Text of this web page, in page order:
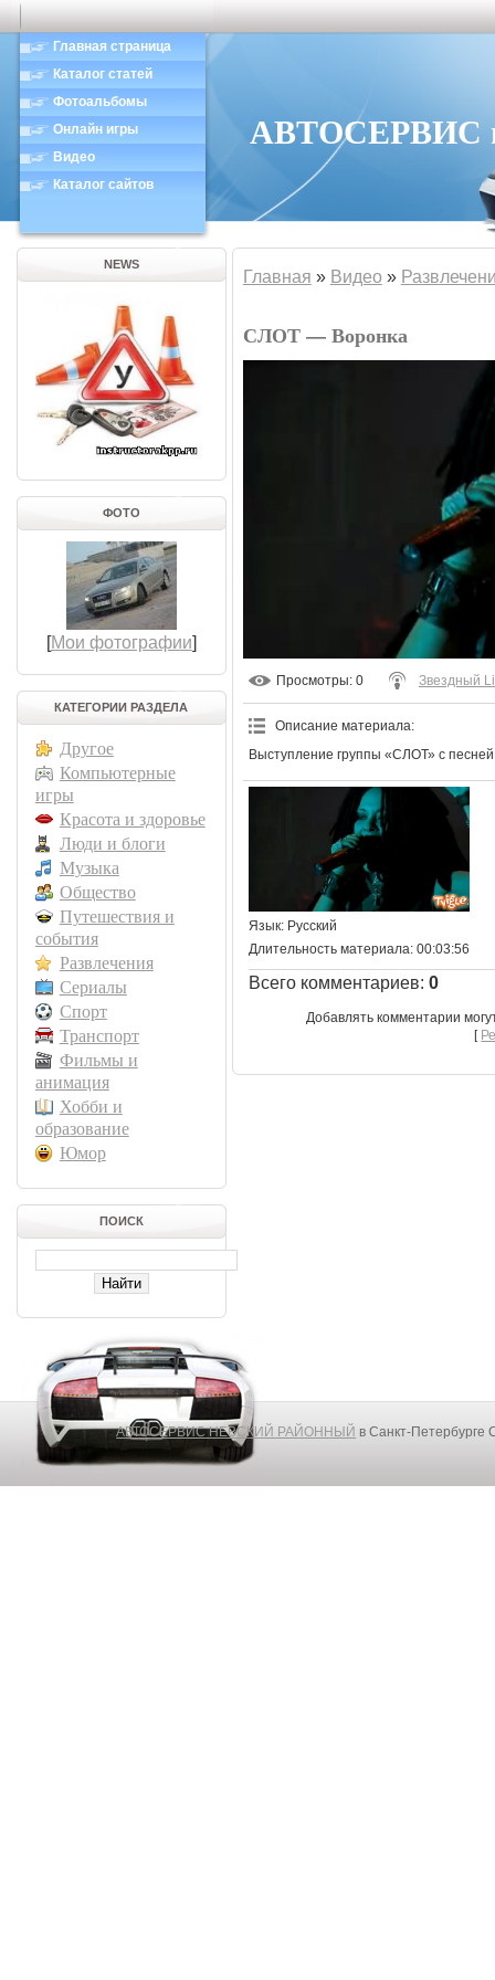
Главная страница
Каталог статей
Фотоальбомы
Онлайн игры
Видео
Каталог сайтов
АВТОСЕРВИС в
NEWS
ФОТО
[Мои фотографии]
КАТЕГОРИИ РАЗДЕЛА
Другое
Компьютерные
игры
Красота и здоровье
Люди и блоги
Музыка
Общество
Путешествия и
события
Развлечения
Сериалы
Спорт
Транспорт
Фильмы и
анимация
Хобби и
образование
Юмор
ПОИСК
Главная » Видео »
СЛОТ — Воронка
Просмотры: 0 Звездный
Описание материала:
Выступление группы «СЛОТ» с
Язык: Русский
Длительность материала: 00:03:56
Всего комментариев: 0
Добавлять комментарии
[
АВТОСЕРВИС НЕВСКИЙ РАЙОННЫЙ в Санкт-Петербурге